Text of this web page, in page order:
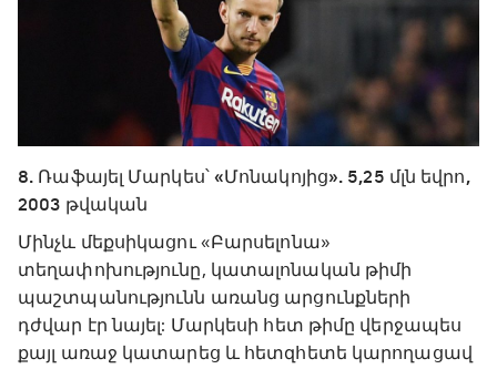
8. Ռաֆայել Մարկես՝ «Մոնակոյից». 5,25 մլն եվրո,
2003 թվական
Մինչև մեքսիկացու «Բարսելոնա»
տեղափոխությունը, կատալոնական թիմի
պաշտպանությունն առանց արցունքների
դժվար էր նայել: Մարկեսի հետ թիմը վերջապես
քայլ առաջ կատարեց և հետզհետե կարողացավ